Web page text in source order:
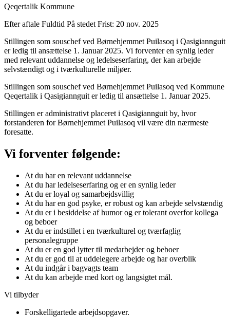
Qeqertalik Kommune
Efter aftale Fuldtid På stedet Frist: 20 nov. 2025
Stillingen som souschef ved Børnehjemmet Puilasoq i Qasigiannguit
er ledig til ansættelse 1. Januar 2025. Vi forventer en synlig leder
med relevant uddannelse og ledelseserfaring, der kan arbejde
selvstændigt og i tværkulturelle miljøer.
Stillingen som souschef ved Børnehjemmet Puilasoq ved Kommune
Qeqertalik i Qasigiannguit er ledig til ansættelse 1. Januar 2025.
Stillingen er administrativt placeret i Qasigiannguit by, hvor
forstanderen for Børnehjemmet Puilasoq vil være din nærmeste
foresatte.
Vi forventer følgende:
At du har en relevant uddannelse
At du har ledelseserfaring og er en synlig leder
At du er loyal og samarbejdsvillig
At du har en god psyke, er robust og kan arbejde selvstændig
At du er i besiddelse af humor og er tolerant overfor kollega
og beboer
At du er indstillet i en tværkulturel og tværfaglig
personalegruppe
At du er en god lytter til medarbejder og beboer
At du er god til at uddelegere arbejde og har overblik
At du indgår i bagvagts team
At du kan arbejde med kort og langsigtet mål.
Vi tilbyder
Forskelligartede arbejdsopgaver.